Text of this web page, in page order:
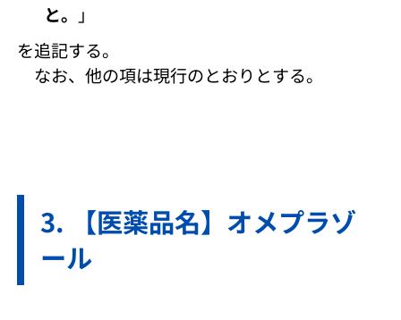
と。
」
を追記する。
なお、他の項は現行のとおりとする。
【医薬品名】オメプラゾ
ール